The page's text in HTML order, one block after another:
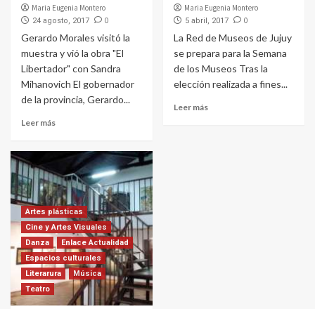
Maria Eugenia Montero
24 agosto, 2017 0
Gerardo Morales visitó la
muestra y vió la obra "El
Libertador" con Sandra
Mihanovich El gobernador
de la provincia, Gerardo...
Leer más
Maria Eugenia Montero
5 abril, 2017 0
La Red de Museos de Jujuy
se prepara para la Semana
de los Museos Tras la
elección realizada a fines...
Leer más
Artes plásticas
Cine y Artes Visuales
Danza
Enlace Actualidad
Espacios culturales
Literarura
Música
Teatro